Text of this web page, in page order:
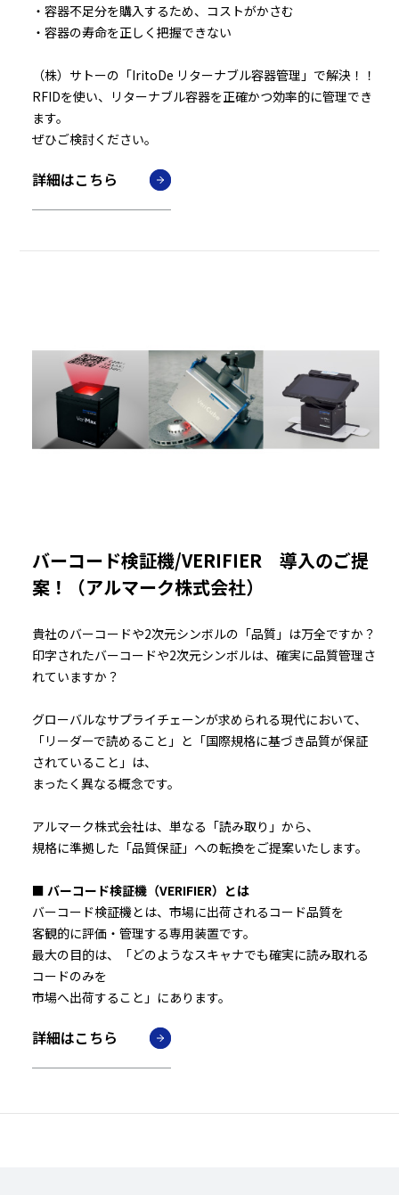
・容器不足分を購入するため、コストがかさむ
・容器の寿命を正しく把握できない
（株）サトーの「IritoDe リターナブル容器管理」で解決！！
RFIDを使い、リターナブル容器を正確かつ効率的に管理でき
ます。
ぜひご検討ください。
詳細はこちら
バーコード検証機/VERIFIER 導入のご提
案！（アルマーク株式会社）
貴社のバーコードや2次元シンボルの「品質」は万全ですか？
印字されたバーコードや2次元シンボルは、確実に品質管理さ
れていますか？
グローバルなサプライチェーンが求められる現代において、
「リーダーで読めること」と「国際規格に基づき品質が保証
されていること」は、
まったく異なる概念です。
アルマーク株式会社は、単なる「読み取り」から、
規格に準拠した「品質保証」への転換をご提案いたします。
■ バーコード検証機（VERIFIER）とは
バーコード検証機とは、市場に出荷されるコード品質を
客観的に評価・管理する専用装置です。
最大の目的は、「どのようなスキャナでも確実に読み取れる
コードのみを
市場へ出荷すること」にあります。
詳細はこちら